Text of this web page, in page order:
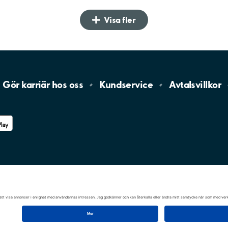
Visa fler
Gör karriär hos oss Kundservice Avtalsvillkor